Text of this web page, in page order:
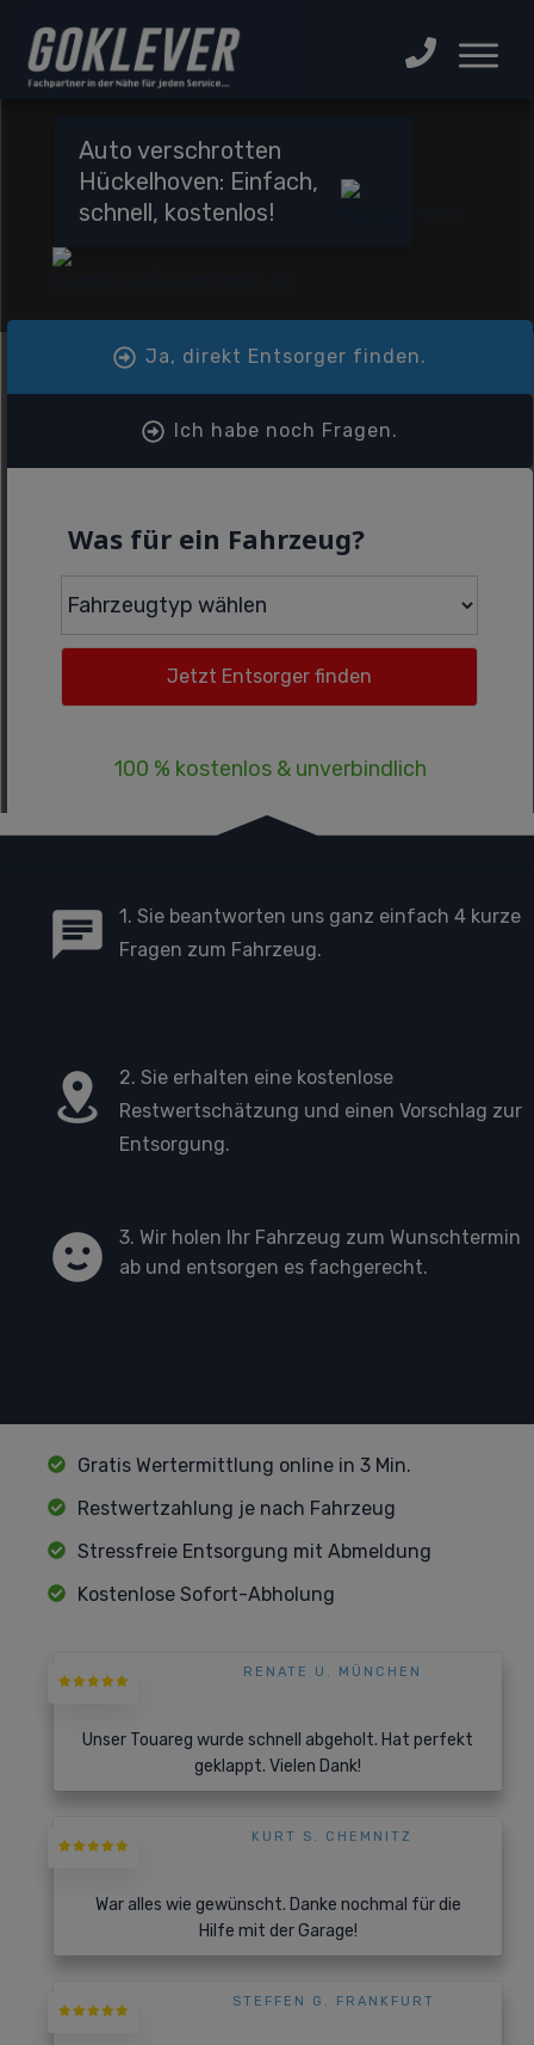
Auto verschrotten
Hückelhoven: Einfach,
schnell, kostenlos!
Ja, direkt Entsorger finden.
Ich habe noch Fragen.
Was für ein Fahrzeug?
100 % kostenlos & unverbindlich
1. Sie beantworten uns ganz einfach 4 kurze
Fragen zum Fahrzeug.
2. Sie erhalten eine kostenlose
Restwertschätzung und einen Vorschlag zur
Entsorgung.
3. Wir holen Ihr Fahrzeug zum Wunschtermin
ab und entsorgen es fachgerecht.
Gratis Wertermittlung online in 3 Min.
Restwertzahlung je nach Fahrzeug
Stressfreie Entsorgung mit Abmeldung
Kostenlose Sofort-Abholung
RENATE U. MÜNCHEN
Unser Touareg wurde schnell abgeholt. Hat perfekt
geklappt. Vielen Dank!
KURT S. CHEMNITZ
War alles wie gewünscht. Danke nochmal für die
Hilfe mit der Garage!
STEFFEN G. FRANKFURT